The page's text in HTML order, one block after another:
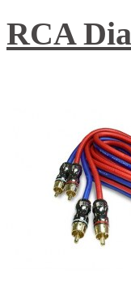
RCA